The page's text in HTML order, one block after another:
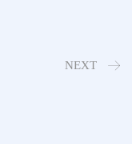
NEXT